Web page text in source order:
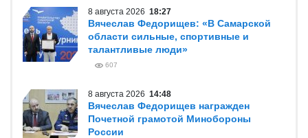
8 августа 2026 18:27
Вячеслав Федорищев: «В Самарской
области сильные, спортивные и
талантливые люди»
607
8 августа 2026 14:48
Вячеслав Федорищев награжден
Почетной грамотой Минобороны
России